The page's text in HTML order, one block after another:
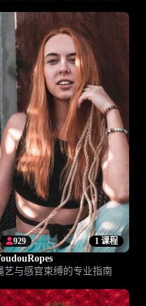
1 课程
929
艺与感官束缚的专业指南